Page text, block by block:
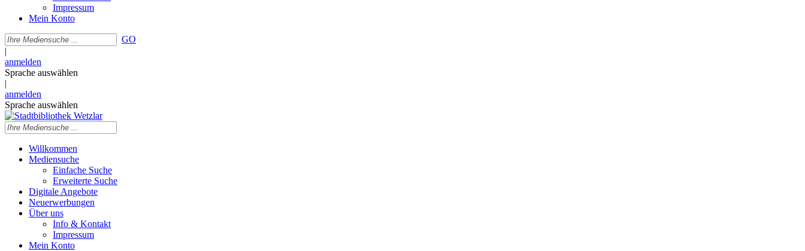
Impressum
Mein Konto
GO
|
anmelden
Sprache auswählen
|
anmelden
Sprache auswählen
Willkommen
Mediensuche
Einfache Suche
Erweiterte Suche
Digitale Angebote
Neuerwerbungen
Über uns
Info & Kontakt
Impressum
Mein Konto